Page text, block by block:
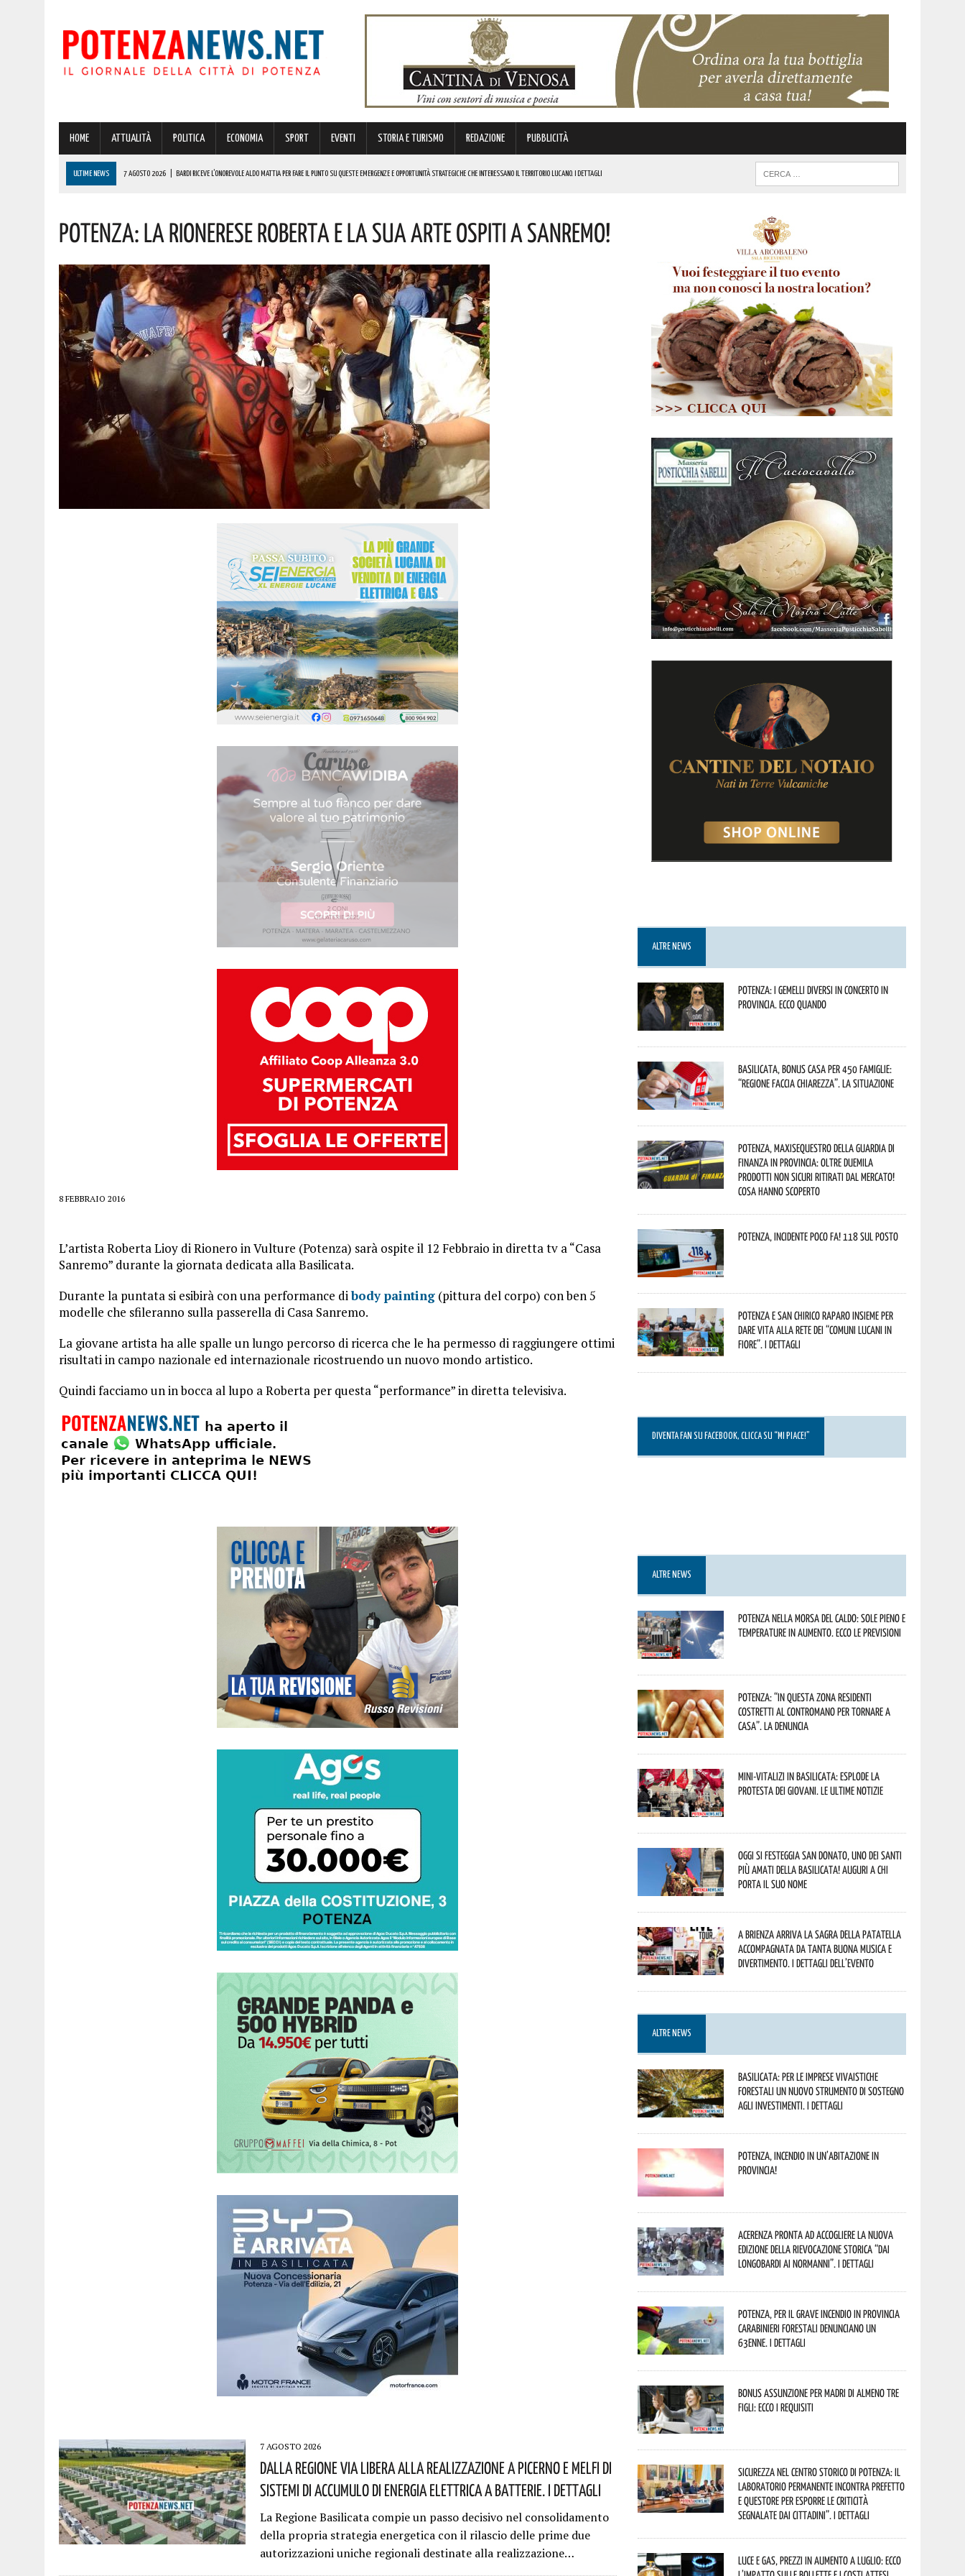
HOME ATTUALITÀ POLITICA ECONOMIA SPORT EVENTI STORIA E TURISMO REDAZIONE PUBBLICITÀ
ULTIME NEWS 7 AGOSTO 2026 BARDI RICEVE L’ONOREVOLE ALDO MATTIA PER FARE IL PUNTO SU QUESTE EMERGENZE E OPPORTUNITÀ STRATEGICHE CHE INTERESSANO IL TERRITORIO LUCANO. I DETTAGLI
7 AGOSTO 2026 | BASILICATA: TEMPORALI IN ARRIVO! ECCO L’ALLERTA METEO DELLA PROTEZIONE CIVILE
7 AGOSTO 2026 | DALLA REGIONE VIA LIBERA ALLA REALIZZAZIONE A PICERNO E MELFI DI SISTEMI DI ACCUMULO DI ENERGIA ELETTRICA A BATTERIE. I DETTAGLI
POTENZA: LA RIONERESE ROBERTA E LA SUA ARTE OSPITI A SANREMO!
8 FEBBRAIO 2016
L’artista Roberta Lioy di Rionero in Vulture (Potenza) sarà ospite il 12 Febbraio in diretta tv a “Casa
Sanremo” durante la giornata dedicata alla Basilicata.
Durante la puntata si esibirà con una performance dibody painting (pittura del corpo) con ben 5
modelle che sfileranno sulla passerella di Casa Sanremo.
La giovane artista ha alle spalle un lungo percorso di ricerca che le ha permesso di raggiungere ottimi
risultati in campo nazionale ed internazionale ricostruendo un nuovo mondo artistico.
Quindi facciamo un in bocca al lupo a Roberta per questa “performance” in diretta televisiva.
7 AGOSTO 2026
Dalla Regione Via Libera Alla Realizzazione A Picerno E Melfi Di
Sistemi Di Accumulo Di Energia Elettrica A Batterie. I Dettagli
La Regione Basilicata compie un passo decisivo nel consolidamento
della propria strategia energetica con il rilascio delle prime due
autorizzazioni uniche regionali destinate alla realizzazione…
ALTRE NEWS
Potenza: i Gemelli DiVersi in concerto in
provincia. Ecco quando
Basilicata, Bonus casa per 450 famiglie:
“Regione faccia chiarezza”. La situazione
Potenza, maxisequestro della Guardia di
Finanza in provincia: oltre duemila
prodotti non sicuri ritirati dal mercato!
Cosa hanno scoperto
Potenza, incidente poco fa! 118 sul posto
Potenza e San Chirico Raparo insieme per
dare vita alla rete dei “Comuni Lucani in
Fiore”. I dettagli
DIVENTA FAN SU FACEBOOK, CLICCA SU “MI PIACE!”
ALTRE NEWS
Potenza nella morsa del caldo: sole pieno e
temperature in aumento. Ecco le previsioni
Potenza: “In questa zona residenti
costretti al contromano per tornare a
casa”. La denuncia
Mini-vitalizi in Basilicata: esplode la
protesta dei giovani. Le ultime notizie
Oggi si festeggia San Donato, uno dei Santi
più amati della Basilicata! Auguri a chi
porta il suo nome
A Brienza arriva la Sagra della Patatella
accompagnata da tanta buona musica e
divertimento. I dettagli dell’evento
ALTRE NEWS
Basilicata: per le imprese vivaistiche
forestali un nuovo strumento di sostegno
agli investimenti. I dettagli
Potenza, incendio in un’abitazione in
provincia!
Acerenza pronta ad accogliere la nuova
edizione della rievocazione storica “Dai
Longobardi ai Normanni”. I dettagli
Potenza, per il grave incendio in Provincia
Carabinieri forestali denunciano un
63enne. I dettagli
Bonus assunzione per madri di almeno tre
figli: ecco i requisiti
Sicurezza nel Centro Storico di Potenza: il
Laboratorio Permanente incontra Prefetto
e Questore per esporre le criticità
segnalate dai cittadini”. I dettagli
Luce e gas, prezzi in aumento a luglio: ecco